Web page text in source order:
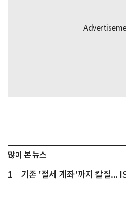
많이 본 뉴스
1 기존 '절세 계좌'까지 칼질...